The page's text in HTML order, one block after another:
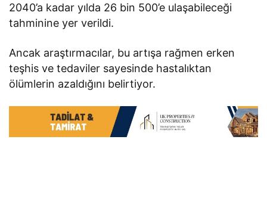
2040’a kadar yılda 26 bin 500’e ulaşabileceği
tahminine yer verildi.
Ancak araştırmacılar, bu artışa rağmen erken
teşhis ve tedaviler sayesinde hastalıktan
ölümlerin azaldığını belirtiyor.​​​​​​​​​​​​​​